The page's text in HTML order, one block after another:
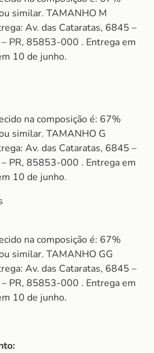
similar. TAMANHO M
Av. das Cataratas, 6845 –
– PR, 85853-000 . Entrega em
10 de junho.
na composição é: 67%
similar. TAMANHO G
Av. das Cataratas, 6845 –
– PR, 85853-000 . Entrega em
10 de junho.
na composição é: 67%
similar. TAMANHO GG
Av. das Cataratas, 6845 –
– PR, 85853-000 . Entrega em
10 de junho.